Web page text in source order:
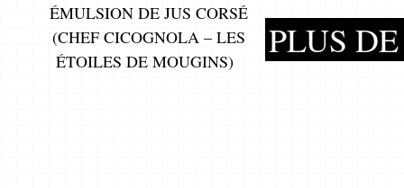
ÉMULSION DE JUS CORSÉ
(CHEF CICOGNOLA – LES
ÉTOILES DE MOUGINS)
PLUS